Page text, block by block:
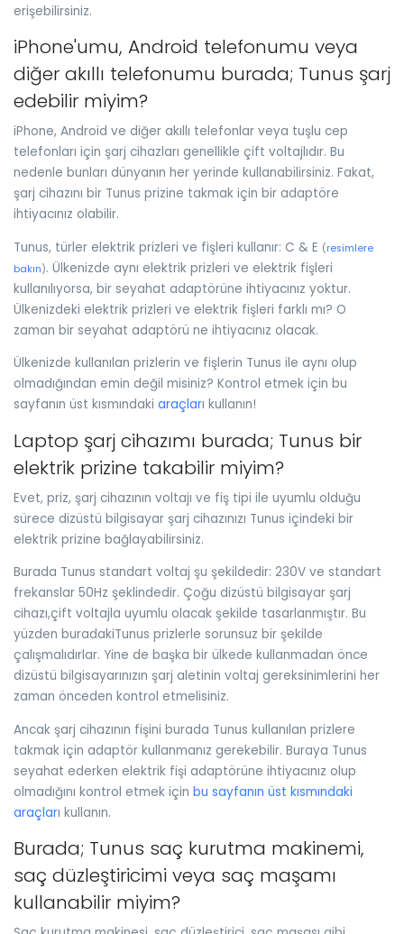
erişebilirsiniz.
iPhone'umu, Android telefonumu veya
diğer akıllı telefonumu burada; Tunus şarj
edebilir miyim?
iPhone, Android ve diğer akıllı telefonlar veya tuşlu cep
telefonları için şarj cihazları genellikle çift voltajlıdır. Bu
nedenle bunları dünyanın her yerinde kullanabilirsiniz. Fakat,
şarj cihazını bir Tunus prizine takmak için bir adaptöre
ihtiyacınız olabilir.
Tunus, türler elektrik prizleri ve fişleri kullanır: C & E (resimlere
bakın). Ülkenizde aynı elektrik prizleri ve elektrik fişleri
kullanılıyorsa, bir seyahat adaptörüne ihtiyacınız yoktur.
Ülkenizdeki elektrik prizleri ve elektrik fişleri farklı mı? O
zaman bir seyahat adaptörü ne ihtiyacınız olacak.
Ülkenizde kullanılan prizlerin ve fişlerin Tunus ile aynı olup
olmadığından emin değil misiniz? Kontrol etmek için bu
sayfanın üst kısmındaki araçları kullanın!
Laptop şarj cihazımı burada; Tunus bir
elektrik prizine takabilir miyim?
Evet, priz, şarj cihazının voltajı ve fiş tipi ile uyumlu olduğu
sürece dizüstü bilgisayar şarj cihazınızı Tunus içindeki bir
elektrik prizine bağlayabilirsiniz.
Burada Tunus standart voltaj şu şekildedir: 230V ve standart
frekanslar 50Hz şeklindedir. Çoğu dizüstü bilgisayar şarj
cihazı,çift voltajla uyumlu olacak şekilde tasarlanmıştır. Bu
yüzden buradakiTunus prizlerle sorunsuz bir şekilde
çalışmalıdırlar. Yine de başka bir ülkede kullanmadan önce
dizüstü bilgisayarınızın şarj aletinin voltaj gereksinimlerini her
zaman önceden kontrol etmelisiniz.
Ancak şarj cihazının fişini burada Tunus kullanılan prizlere
takmak için adaptör kullanmanız gerekebilir. Buraya Tunus
seyahat ederken elektrik fişi adaptörüne ihtiyacınız olup
olmadığını kontrol etmek için bu sayfanın üst kısmındaki
araçları kullanın.
Burada; Tunus saç kurutma makinemi,
saç düzleştiricimi veya saç maşamı
kullanabilir miyim?